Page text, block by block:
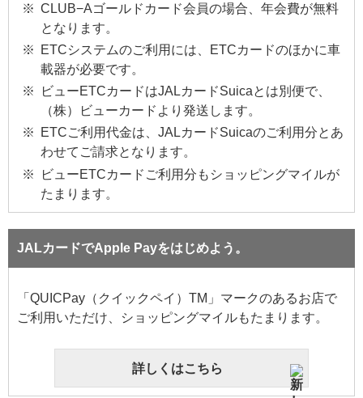
CLUB−Aゴールドカード会員の場合、年会費が無料
となります。
ETCシステムのご利用には、ETCカードのほかに車
載器が必要です。
ビューETCカードはJALカードSuicaとは別便で、
（株）ビューカードより発送します。
ETCご利用代金は、JALカードSuicaのご利用分とあ
わせてご請求となります。
ビューETCカードご利用分もショッピングマイルが
たまります。
JALカードでApple Payをはじめよう。
「QUICPay（クイックペイ）TM」マークのあるお店で
ご利用いただけ、ショッピングマイルもたまります。
詳しくはこちら